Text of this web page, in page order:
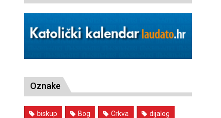
Oznake
biskup Bog Crkva dijalog